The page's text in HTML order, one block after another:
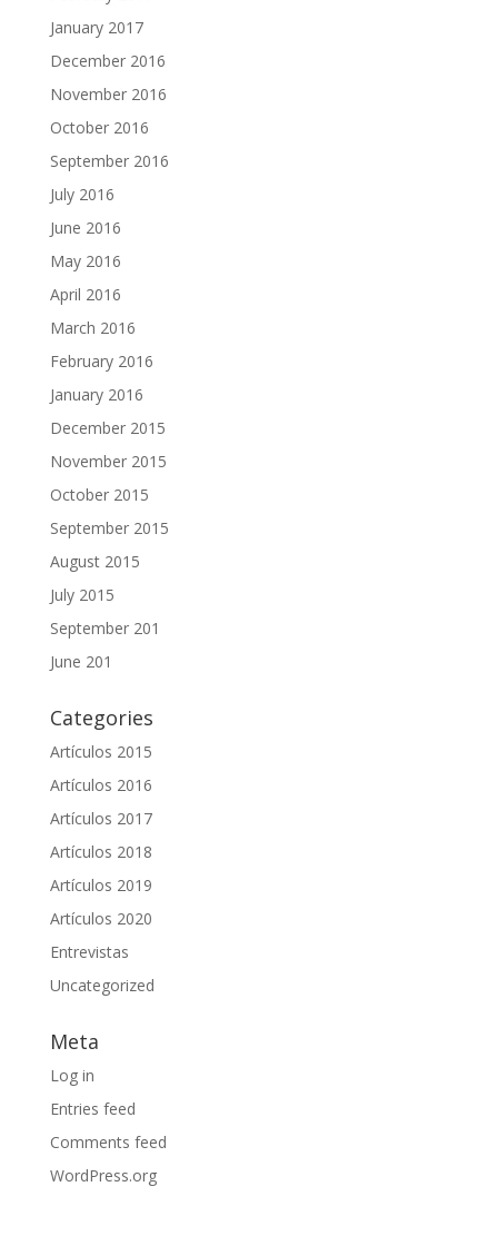
January 2017
December 2016
November 2016
October 2016
September 2016
July 2016
June 2016
May 2016
April 2016
March 2016
February 2016
January 2016
December 2015
November 2015
October 2015
September 2015
August 2015
July 2015
September 201
June 201
Categories
Artículos 2015
Artículos 2016
Artículos 2017
Artículos 2018
Artículos 2019
Artículos 2020
Entrevistas
Uncategorized
Meta
Log in
Entries feed
Comments feed
WordPress.org